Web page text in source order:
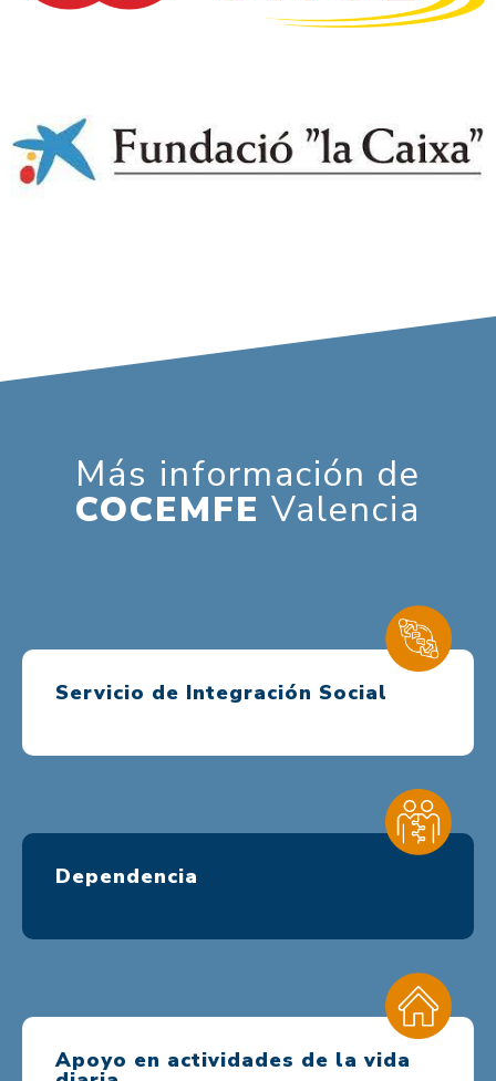
Más información de
COCEMFE Valencia
Servicio de Integración Social
Dependencia
Apoyo en actividades de la vida